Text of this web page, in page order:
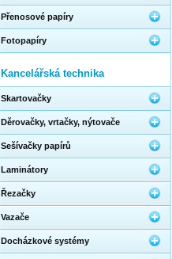
Přenosové papíry
Fotopapíry
Kancelářská technika
Skartovačky
Děrovačky, vrtačky, nýtovače
Sešívačky papírů
Laminátory
Řezačky
Vazače
Docházkové systémy